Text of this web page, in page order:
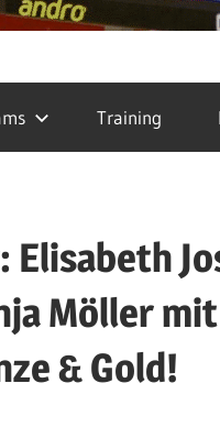
Training
Elisabeth
Möller
& Gold!